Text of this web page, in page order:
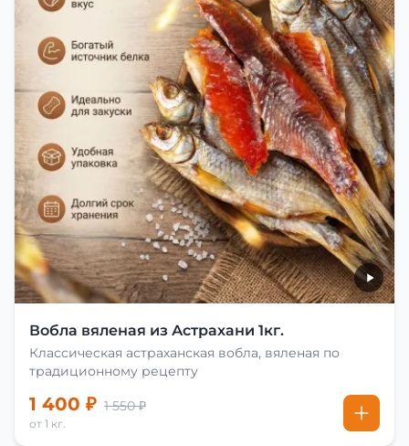
Вобла вяленая из Астрахани 1кг.
Классическая астраханская вобла, вяленая по
традиционному рецепту
1 400 ₽ 1 550 ₽
от 1 кг.